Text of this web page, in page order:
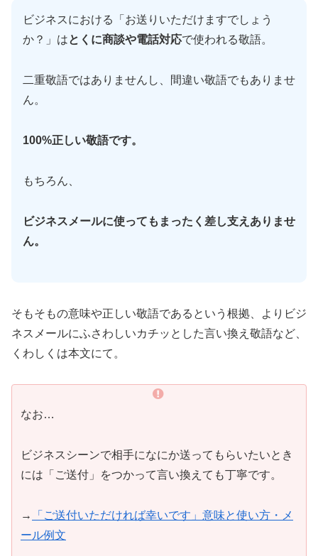
ビジネスにおける「お送りいただけますでしょう
か？」はとくに商談や電話対応で使われる敬語。
二重敬語ではありませんし、間違い敬語でもありませ
ん。
100%正しい敬語です。
もちろん、
ビジネスメールに使ってもまったく差し支えありませ
ん。
そもそもの意味や正しい敬語であるという根拠、よりビジ
ネスメールにふさわしいカチッとした言い換え敬語など、
くわしくは本文にて。
なお…
ビジネスシーンで相手になにか送ってもらいたいとき
には「ご送付」をつかって言い換えても丁寧です。
→
「ご送付いただければ幸いです」意味と使い方・メ
ール例文